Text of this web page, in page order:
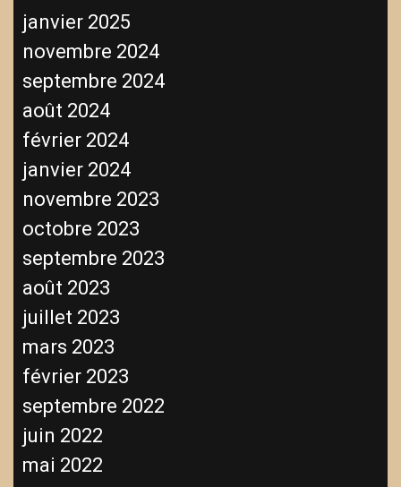
janvier 2025
novembre 2024
septembre 2024
août 2024
février 2024
janvier 2024
novembre 2023
octobre 2023
septembre 2023
août 2023
juillet 2023
mars 2023
février 2023
septembre 2022
juin 2022
mai 2022